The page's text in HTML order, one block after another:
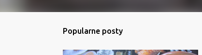
Popularne posty